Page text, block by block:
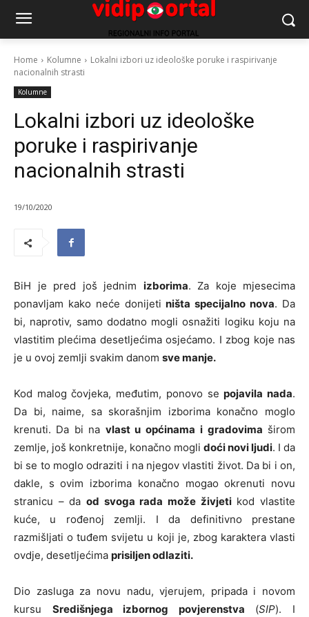
Home Kolumne
Lokalni izbori uz ideološke poruke i raspirivanje
nacionalnih strasti
Kolumne
Lokalni izbori uz ideološke
poruke i raspirivanje
nacionalnih strasti
19/10/2020
BiH je pred još jednim izborima. Za koje mjesecima
ponavljam kako neće donijetiništa specijalno nova. Da
bi, naprotiv, samo dodatno mogli osnažiti logiku koju na
vlastitim plećima desetljećima osjećamo. I zbog koje nas
je u ovoj zemlji svakim danom sve manje.
Kod malog čovjeka, međutim, ponovo sepojavila nada.
Da bi, naime, sa skorašnjim izborima konačno moglo
krenuti. Da bi na vlast u općinama i gradovima širom
zemlje, još konkretnije, konačno mogli doći novi ljudi. I da
bi se to moglo odraziti i na njegov vlastiti život. Da bi i on,
dakle, s ovim izborima konačno mogao okrenuti novu
stranicu – da od svoga rada može živjetikod vlastite
kuće, u rođenoj zemlji. I da definitivno prestane
razmišljati o tuđem svijetu u koji je, zbog karaktera vlasti
ovdje, desetljećima prisiljen odlaziti.
Dio zasluga za novu nadu, vjerujem, pripada i novom
kursu Središnjega izbornog povjerenstva (SIP). I